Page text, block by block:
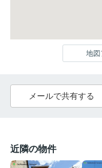
地図
メールで共有する
近隣の物件